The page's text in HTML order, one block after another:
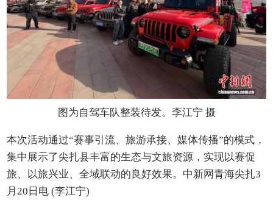
图为自驾车队整装待发。李江宁 摄
本次活动通过“赛事引流、旅游承接、媒体传播”的模式，
集中展示了尖扎县丰富的生态与文旅资源，实现以赛促
旅、以旅兴业、全域联动的良好效果。 中新网青海尖扎3
月20日电 (李江宁)